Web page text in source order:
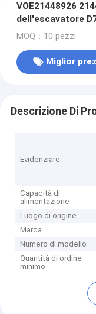
VOE21448926
dell'escavatore
MOQ：10 pezzi
Miglior
Descrizione Di
Evidenziare
Capacità di
alimentazione
Luogo di origine
Marca
Numero di modello
Quantità di ordine
minimo